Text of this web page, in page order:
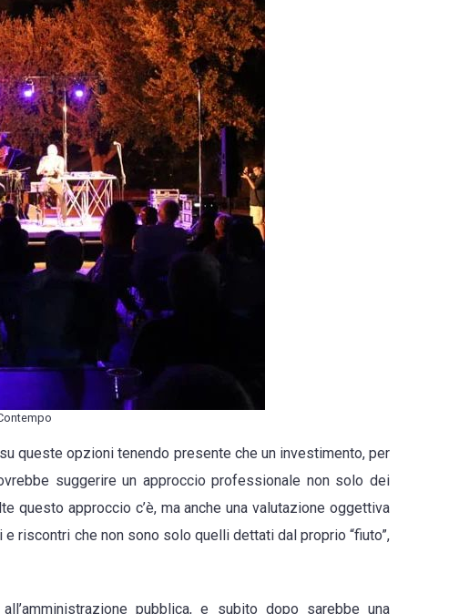
queste opzioni tenendo presente che un investimento, per
suggerire un approccio professionale non solo dei
approccio c’è, ma anche una valutazione oggettiva
riscontri che non sono solo quelli dettati dal proprio “fiuto”,
pubblica, e subito dopo sarebbe una